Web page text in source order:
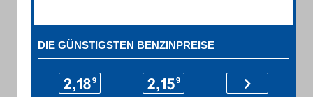
DIE GÜNSTIGSTEN BENZINPREISE